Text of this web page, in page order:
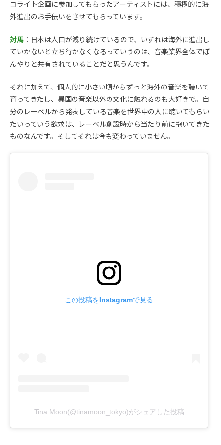
コライト企画に参加してもらったアーティストには、積極的に海
外進出のお手伝いをさせてもらっています。
対馬 ：日本は人口が減り続けているので、いずれは海外に進出し
ていかないと立ち行かなくなるっていうのは、音楽業界全体でぼ
んやりと共有されていることだと思うんです。
それに加えて、個人的に小さい頃からずっと海外の音楽を聴いて
育ってきたし、異国の音楽以外の文化に触れるのも大好きで。自
分のレーベルから発表している音楽を世界中の人に聴いてもらい
たいっていう欲求は、レーベル創設時から当たり前に抱いてきた
ものなんです。そしてそれは今も変わっていません。
この投稿をInstagramで見る
Tina Moon(@tinamoon_tokyo)がシェアした投稿